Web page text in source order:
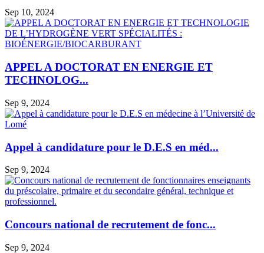
Sep 10, 2024
APPEL A DOCTORAT EN ENERGIE ET
TECHNOLOG...
Sep 9, 2024
Appel à candidature pour le D.E.S en méd...
Sep 9, 2024
Concours national de recrutement de fonc...
Sep 9, 2024